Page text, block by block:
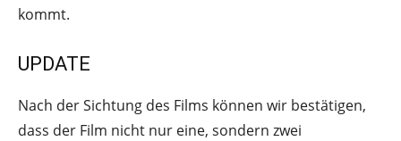
kommt.
UPDATE
Nach der Sichtung des Films können wir bestätigen,
dass der Film nicht nur eine, sondern zwei